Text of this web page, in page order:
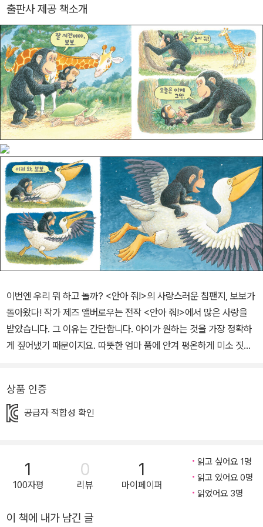
출판사 제공 책소개
이번엔 우리 뭐 하고 놀까? <안아 줘!>의 사랑스러운 침팬지, 보보가
돌아왔다! 작가 제즈 앨버로우는 전작 <안아 줘!>에서 많은 사랑을
받았습니다. 그 이유는 간단합니다. 아이가 원하는 것을 가장 정확하
게 짚어냈기 때문이지요. 따뜻한 엄마 품에 안겨 평온하게 미소 짓던
투명합니다. 다른 상황이나 조건을 재지 않습니다. 누군가의 시선을
신경 쓰지도 않고, 그 이후에 벌어질 일을 미리 걱정하지도 않지요. 자
다. 이 시기의 아이들에게 놀이 욕구는 실로 생존의 욕구입니다. 아이
들에게 놀이는 생존의 도구가 되기 때문입니다. 아이들은 놀이하며
배우고, 놀이하며 성장합니다. 이 때 <놀아 줘!>는 그것을 충족시키
상품 인증
공급자 적합성 확인
1
100자평
0
리뷰
1
마이페이퍼
읽고 싶어요 1명
읽고 있어요 0명
읽었어요 3명
이 책에 내가 남긴 글